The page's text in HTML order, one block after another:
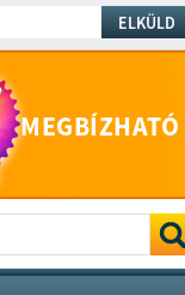
ELKÜLD
MEGBÍZHATÓ